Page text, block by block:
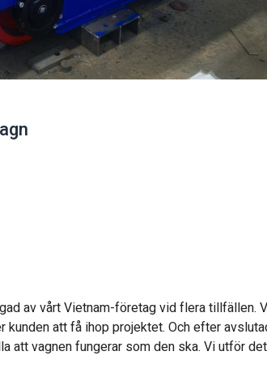
av vårt Vietnam-företag vid flera tillfällen.
att få ihop projektet. Och efter
vagnen fungerar som den ska. Vi utför